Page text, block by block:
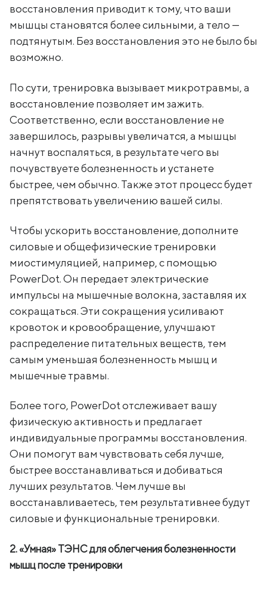
восстановления приводит к тому, что ваши
мышцы становятся более сильными, а тело —
подтянутым. Без восстановления это не было бы
возможно.
По сути, тренировка вызывает микротравмы, а
восстановление позволяет им зажить.
Соответственно, если восстановление не
завершилось, разрывы увеличатся, а мышцы
начнут воспаляться, в результате чего вы
почувствуете болезненность и устанете
быстрее, чем обычно. Также этот процесс будет
препятствовать увеличению вашей силы.
Чтобы ускорить восстановление, дополните
силовые и общефизические тренировки
миостимуляцией, например, с помощью
PowerDot. Он передает электрические
импульсы на мышечные волокна, заставляя их
сокращаться. Эти сокращения усиливают
кровоток и кровообращение, улучшают
распределение питательных веществ, тем
самым уменьшая болезненность мышц и
мышечные травмы.
Более того, PowerDot отслеживает вашу
физическую активность и предлагает
индивидуальные программы восстановления.
Они помогут вам чувствовать себя лучше,
быстрее восстанавливаться и добиваться
лучших результатов. Чем лучше вы
восстанавливаетесь, тем результативнее будут
силовые и функциональные тренировки.
2. «Умная» ТЭНС для облегчения болезненности
мышц после тренировки